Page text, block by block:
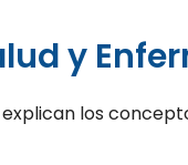
y
los